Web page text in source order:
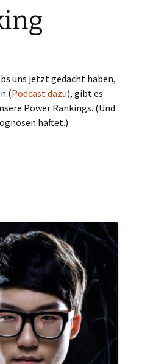
uns jetzt gedacht haben,
(Podcast dazu), gibt es
Power Rankings. (Und
haftet.)